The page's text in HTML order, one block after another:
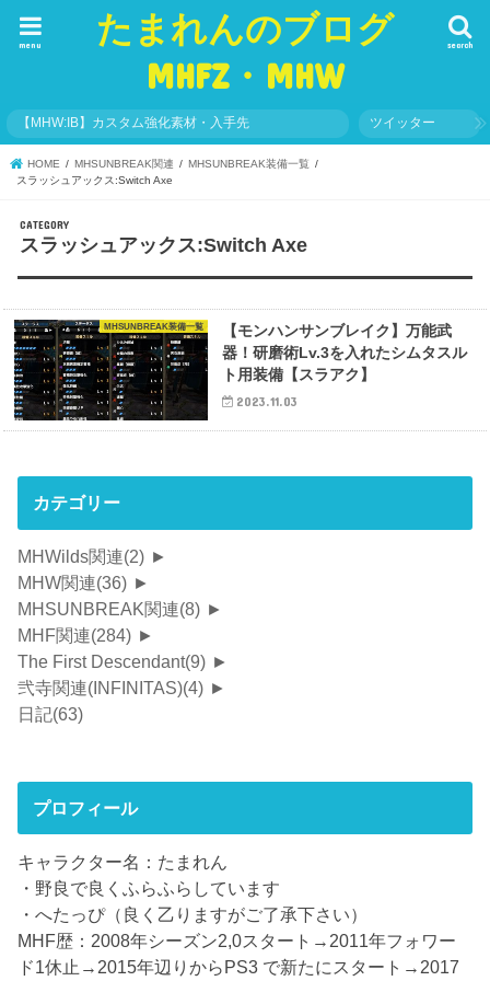
たまれんのブログ
MHFZ・MHW
search
menu
【MHW:IB】カスタム強化素材・入手先 ツイッター
HOME MHSUNBREAK関連
MHSUNBREAK装備一覧
スラッシュアックス:Switch Axe
スラッシュアックス:Switch Axe
MHSUNBREAK装備一覧
【モンハンサンブレイク】万能武
器！研磨術Lv.3を入れたシムタスル
ト用装備【スラアク】
2023.11.03
カテゴリー
MHWilds関連(2) ►
MHW関連(36) ►
MHSUNBREAK関連(8) ►
MHF関連(284) ►
The First Descendant(9) ►
弐寺関連(INFINITAS)(4) ►
日記(63)
プロフィール
キャラクター名：たまれん
・野良で良くふらふらしています
・へたっぴ（良く乙りますがご了承下さい）
MHF歴：2008年シーズン2,0スタート→2011年フォワー
ド1休止→2015年辺りからPS3 で新たにスタート→2017